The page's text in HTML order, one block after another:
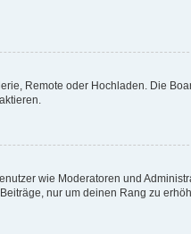
Remote oder Hochladen. Die
wie Moderatoren und
nur um deinen Rang zu